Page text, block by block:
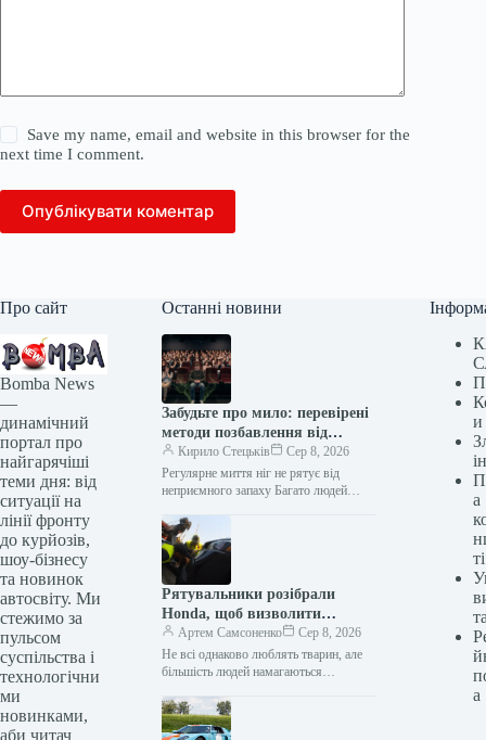
Save my name, email and website in this browser for the
next time I comment.
Опублікувати коментар
Про сайт
Bomba News
—
динамічний
портал про
найгарячіші
теми дня: від
ситуації на
лінії фронту
до курйозів,
шоу-бізнесу
та новинок
автосвіту. Ми
стежимо за
пульсом
суспільства і
технологічни
ми
новинками,
аби читач
Останні новини
Забудьте про мило: перевірені
методи позбавлення від
запаху ніг
Кирило Стецьків
Сер 8, 2026
Регулярне миття ніг не рятує від
неприємного запаху Багато людей
запаху ніг, вважаючи це ознакою
поганої гігієни.…
Рятувальники розібрали
Honda, щоб визволити
кошеня з-під пункту видачі
замовлень
Артем Самсоненко
Сер 8, 2026
Не всі однаково люблять тварин, але
більшість людей намагаються
потрапив у біду. А що робити,…
и
а
ті
а